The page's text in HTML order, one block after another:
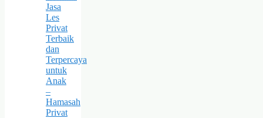
Jasa
Les
Privat
Terbaik
dan
Terpercaya
untuk
Anak
–
Hamasah
Privat